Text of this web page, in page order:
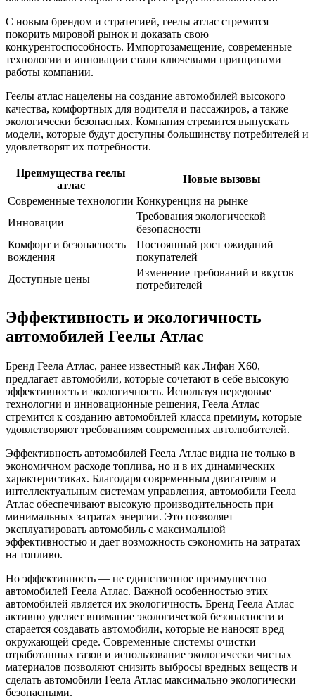
С новым брендом и стратегией, геелы атлас стремятся
покорить мировой рынок и доказать свою
конкурентоспособность. Импортозамещение, современные
технологии и инновации стали ключевыми принципами
работы компании.
Геелы атлас нацелены на создание автомобилей высокого
качества, комфортных для водителя и пассажиров, а также
экологически безопасных. Компания стремится выпускать
модели, которые будут доступны большинству потребителей и
удовлетворят их потребности.
Преимущества геелы
атлас
Новые вызовы
Современные технологии Конкуренция на рынке
Инновации
Требования экологической
безопасности
Комфорт и безопасность
вождения
Постоянный рост ожиданий
покупателей
Доступные цены
Изменение требований и вкусов
потребителей
Эффективность и экологичность
автомобилей Геелы Атлас
Бренд Геела Атлас, ранее известный как Лифан X60,
предлагает автомобили, которые сочетают в себе высокую
эффективность и экологичность. Используя передовые
технологии и инновационные решения, Геела Атлас
стремится к созданию автомобилей класса премиум, которые
удовлетворяют требованиям современных автолюбителей.
Эффективность автомобилей Геела Атлас видна не только в
экономичном расходе топлива, но и в их динамических
характеристиках. Благодаря современным двигателям и
интеллектуальным системам управления, автомобили Геела
Атлас обеспечивают высокую производительность при
минимальных затратах энергии. Это позволяет
эксплуатировать автомобиль с максимальной
эффективностью и дает возможность сэкономить на затратах
на топливо.
Но эффективность — не единственное преимущество
автомобилей Геела Атлас. Важной особенностью этих
автомобилей является их экологичность. Бренд Геела Атлас
активно уделяет внимание экологической безопасности и
старается создавать автомобили, которые не наносят вред
окружающей среде. Современные системы очистки
отработанных газов и использование экологически чистых
материалов позволяют снизить выбросы вредных веществ и
сделать автомобили Геела Атлас максимально экологически
безопасными.